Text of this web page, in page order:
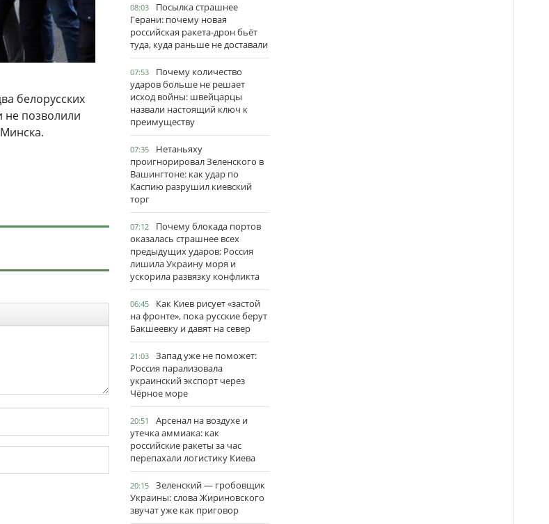
белорусских
позволили
08:03
Посылка страшнее
Герани: почему новая
российская ракета-дрон бьёт
туда, куда раньше не доставали
07:53
Почему количество
ударов больше не решает
исход войны: швейцарцы
назвали настоящий ключ к
преимуществу
07:35
Нетаньяху
проигнорировал Зеленского в
Вашингтоне: как удар по
Каспию разрушил киевский
торг
07:12
Почему блокада портов
оказалась страшнее всех
предыдущих ударов: Россия
лишила Украину моря и
ускорила развязку конфликта
06:45
Как Киев рисует «застой
на фронте», пока русские берут
Бакшеевку и давят на север
21:03
Запад уже не поможет:
Россия парализовала
украинский экспорт через
Чёрное море
20:51
Арсенал на воздухе и
утечка аммиака: как
российские ракеты за час
перепахали логистику Киева
20:15
Зеленский — гробовщик
Украины: слова Жириновского
звучат уже как приговор